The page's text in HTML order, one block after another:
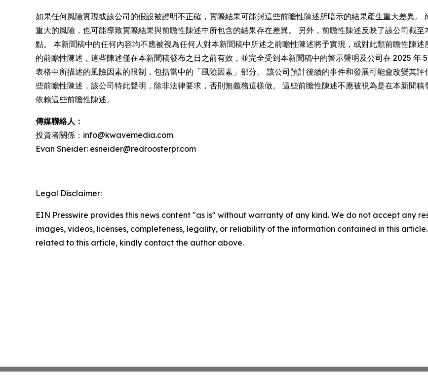
如果任何風險實現或該公司的假設被證明不正確，實際結果可能與這些前瞻性陳述所暗示的結果產生重大差異
重大的風險，也可能導致實際結果與前瞻性陳述中所包含的結果存在差異。 另外，前瞻性陳述反映了該公司截
點。 本新聞稿中的任何內容均不應被視為任何人對本新聞稿中所述之前瞻性陳述將予實現，或對此類前瞻性陳
的前瞻性陳述，這些陳述僅在本新聞稿發布之日之前有效，並完全受到本新聞稿中的警示聲明及公司在 2025 年
表格中所描述的風險因素的限制，包括當中的「風險因素」部分。 該公司預計後續的事件和發展可能會改變其
些前瞻性陳述，該公司特此聲明，除非法律要求，否則無義務這樣做。 這些前瞻性陳述不應被視為是在本新聞
依賴這些前瞻性陳述。
傳媒聯絡人：
投資者關係：info@kwavemedia.com
Evan Sneider: esneider@redroosterpr.com
Legal Disclaimer:
EIN Presswire provides this news content "as is" without warranty of any kind. We do not accept any
images, videos, licenses, completeness, legality, or reliability of the information contained in this
related to this article, kindly contact the author above.